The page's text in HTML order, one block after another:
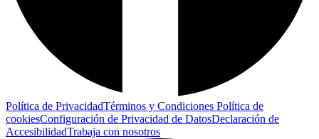
Política de PrivacidadTérminos y Condiciones Política de
cookiesConfiguración de Privacidad de DatosDeclaración de
AccesibilidadTrabaja con nosotros